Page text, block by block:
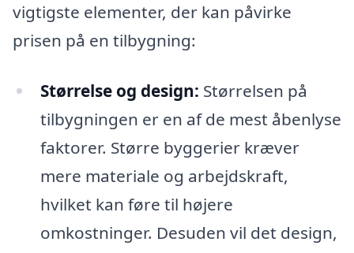
vigtigste elementer, der kan påvirke
prisen på en tilbygning:
Størrelse og design: Størrelsen på
tilbygningen er en af de mest åbenlyse
faktorer. Større byggerier kræver
mere materiale og arbejdskraft,
hvilket kan føre til højere
omkostninger. Desuden vil det design,